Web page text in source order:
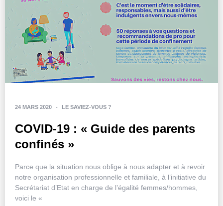
24 MARS 2020 - LE SAVIEZ-VOUS ?
COVID-19 : « Guide des parents
confinés »
Parce que la situation nous oblige à nous adapter et à revoir
notre organisation professionnelle et familiale, à l’initiative du
Secrétariat d’Etat en charge de l’égalité femmes/hommes,
voici le «